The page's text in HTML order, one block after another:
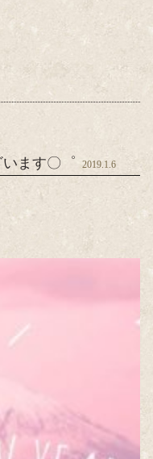
ます〇゜ 2019.1.6